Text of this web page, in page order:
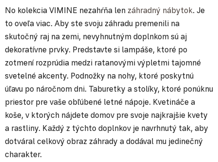
No kolekcia VIMINE nezahŕňa len záhradný nábytok. Je
to oveľa viac. Aby ste svoju záhradu premenili na
skutočný raj na zemi, nevyhnutným doplnkom sú aj
dekoratívne prvky. Predstavte si lampáše, ktoré po
zotmení rozprúdia medzi ratanovými výpletmi tajomné
svetelné akcenty. Podnožky na nohy, ktoré poskytnú
úľavu po náročnom dni. Taburetky a stolíky, ktoré ponúknu
priestor pre vaše obľúbené letné nápoje. Kvetináče a
koše, v ktorých nájdete domov pre svoje najkrajšie kvety
a rastliny. Každý z týchto doplnkov je navrhnutý tak, aby
dotváral celkový obraz záhrady a dodával mu jedinečný
charakter.